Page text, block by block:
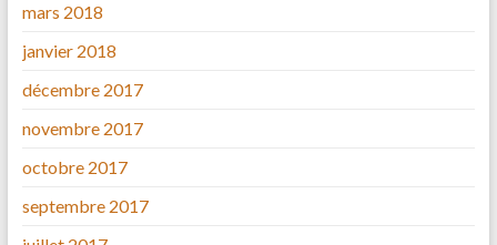
mars 2018
janvier 2018
décembre 2017
novembre 2017
octobre 2017
septembre 2017